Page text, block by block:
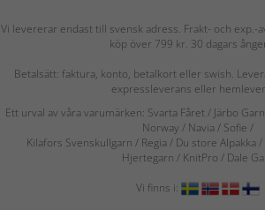
Vi levererar endast till svensk adress. Frakt- och exp.-
köp över 799 kr. 30 dagars
Betalsätt: faktura, konto, betalkort eller swish.
expressleverans eller
Ett urval av våra varumärken: Svarta Fåret / Järbo
Norway / Navia/ Sofie /
Kilafors Svenskullgarn / Regia / Du store Alpakka
Hjertegarn / KnitPro / Dale
Vi finns i: